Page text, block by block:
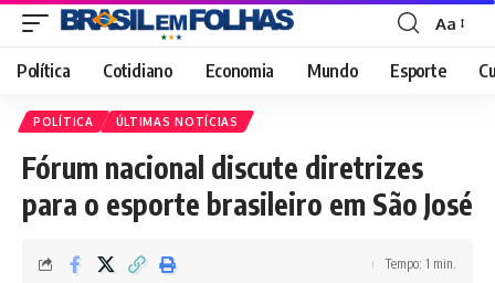
Font
Resizer
Aa
Política Cotidiano Economia Mundo Esporte
POLÍTICA ÚLTIMAS NOTÍCIAS
Fórum nacional discute diretrizes
para o esporte brasileiro em São José
Tempo: 1 min.